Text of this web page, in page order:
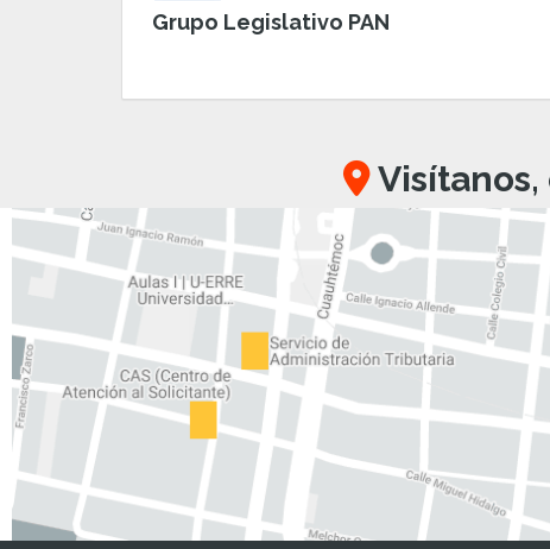
Grupo Legislativo PAN